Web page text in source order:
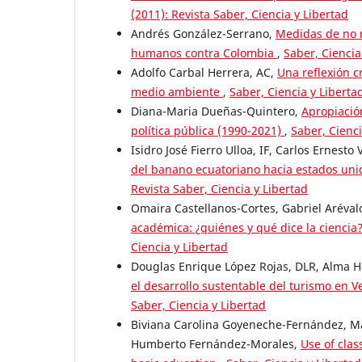
(2011): Revista Saber, Ciencia y Libertad
Andrés González-Serrano, Medidas de no
humanos contra Colombia , Saber,
Adolfo Carbal Herrera, AC, Una reflexión
medio ambiente , Saber, Ciencia y
Diana-Maria Dueñas-Quintero,
política pública (1990-2021) , Saber,
Isidro José Fierro Ulloa, IF, Carlos Ernesto
del banano ecuatoriano hacia estados
Revista Saber, Ciencia y Libertad
Omaira Castellanos-Cortes, Gabriel
académica: ¿quiénes y qué dice la
Ciencia y Libertad
Douglas Enrique López Rojas, DLR, Alma
el desarrollo sustentable del turismo en
Saber, Ciencia y Libertad
Biviana Carolina Goyeneche-Fernández,
Humberto Fernández-Morales, Use of